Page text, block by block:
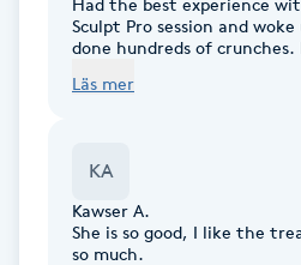
Fotsvamp
Fotvård
Fransborttagning
Sculpt Pro session and
done hundreds of
definitely be returning for
Läs mer
KA
Kawser A.
She is so good, I like the
so much.